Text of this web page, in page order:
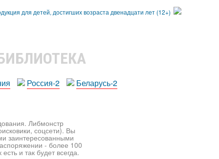
Россия-2 Беларусь-2
Либмонстр
соцсети). Вы
заинтересованными
- более 100
и так будет всегда.